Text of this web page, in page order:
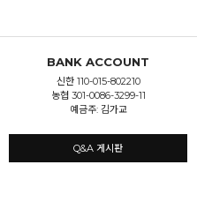
BANK ACCOUNT
신한 110-015-802210
농협 301-0086-3299-11
예금주: 김가교
Q&A 게시판